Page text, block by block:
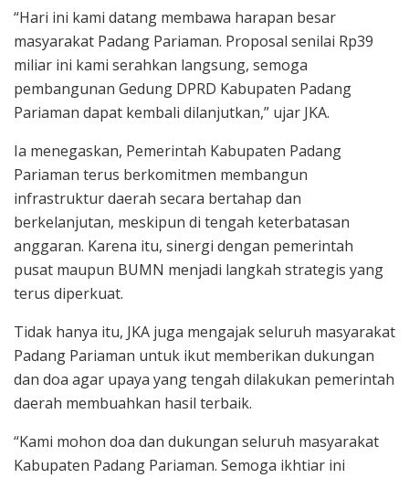
“Hari ini kami datang membawa harapan besar
masyarakat Padang Pariaman. Proposal senilai Rp39
miliar ini kami serahkan langsung, semoga
pembangunan Gedung DPRD Kabupaten Padang
Pariaman dapat kembali dilanjutkan,” ujar JKA.
Ia menegaskan, Pemerintah Kabupaten Padang
Pariaman terus berkomitmen membangun
infrastruktur daerah secara bertahap dan
berkelanjutan, meskipun di tengah keterbatasan
anggaran. Karena itu, sinergi dengan pemerintah
pusat maupun BUMN menjadi langkah strategis yang
terus diperkuat.
Tidak hanya itu, JKA juga mengajak seluruh masyarakat
Padang Pariaman untuk ikut memberikan dukungan
dan doa agar upaya yang tengah dilakukan pemerintah
daerah membuahkan hasil terbaik.
“Kami mohon doa dan dukungan seluruh masyarakat
Kabupaten Padang Pariaman. Semoga ikhtiar ini